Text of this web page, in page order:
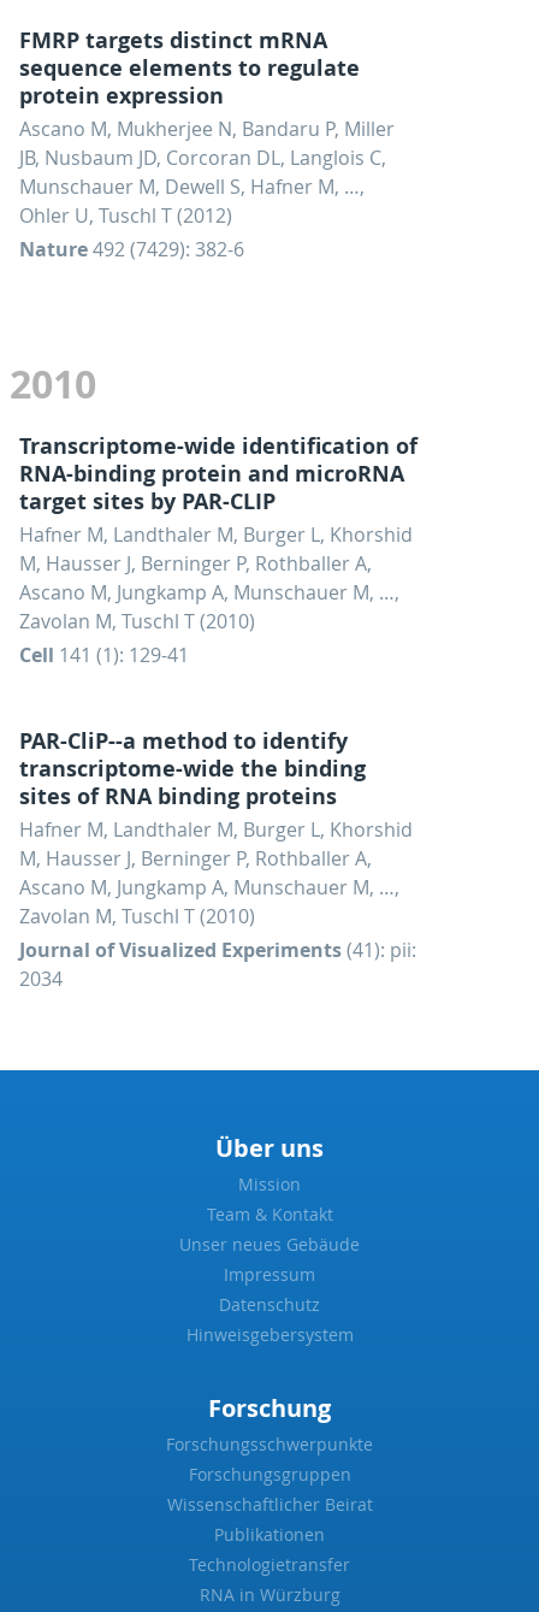
FMRP targets distinct mRNA
sequence elements to regulate
protein expression
Ascano M, Mukherjee N, Bandaru P, Miller
JB, Nusbaum JD, Corcoran DL, Langlois C,
Munschauer M, Dewell S, Hafner M, …,
Ohler U, Tuschl T (2012)
Nature492 (7429): 382-6
2010
Transcriptome-wide identification of
RNA-binding protein and microRNA
target sites by PAR-CLIP
Hafner M, Landthaler M, Burger L, Khorshid
M, Hausser J, Berninger P, Rothballer A,
Ascano M, Jungkamp A, Munschauer M, …,
Zavolan M, Tuschl T (2010)
Cell 141 (1): 129-41
PAR-CliP--a method to identify
transcriptome-wide the binding
sites of RNA binding proteins
Hafner M, Landthaler M, Burger L, Khorshid
M, Hausser J, Berninger P, Rothballer A,
Ascano M, Jungkamp A, Munschauer M, …,
Zavolan M, Tuschl T (2010)
Journal of Visualized Experiments(41): pii:
2034
Über uns
Mission
Team & Kontakt
Unser neues Gebäude
Impressum
Datenschutz
Hinweisgebersystem
Forschung
Forschungsschwerpunkte
Forschungsgruppen
Wissenschaftlicher Beirat
Publikationen
Technologietransfer
RNA in Würzburg